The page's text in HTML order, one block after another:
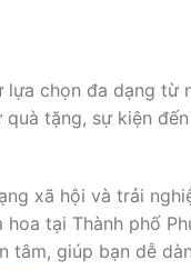
lựa chọn đa dạng
tặng, sự kiện
xã hội và trải
tại Thành phố
giúp bạn dễ